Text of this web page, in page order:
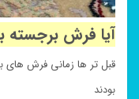
آیا فرش برجسته
قبل تر ها زمانی فرش های
بودند